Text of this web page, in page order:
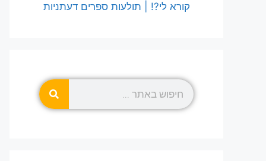
קורא לי?! | תולעות ספרים דעתניות